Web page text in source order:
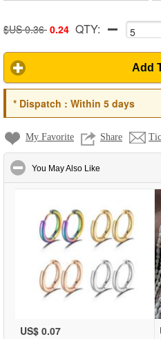
$US 0.36 0.24 QTY:
Add
*Dispatch : Within 5 days
My Favorite Share
You May Also Like
US$ 0.07